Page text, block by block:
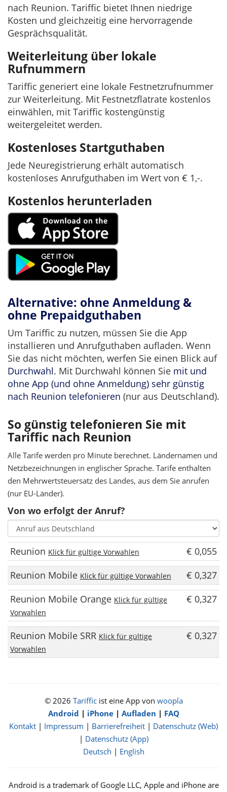
nach Reunion. Tariffic bietet Ihnen niedrige
Kosten und gleichzeitig eine hervorragende
Gesprächsqualität.
Weiterleitung über lokale
Rufnummern
Tariffic generiert eine lokale Festnetzrufnummer
zur Weiterleitung. Mit Festnetzflatrate kostenlos
einwählen, mit Tariffic kostengünstig
weitergeleitet werden.
Kostenloses Startguthaben
Jede Neuregistrierung erhält automatisch
kostenloses Anrufguthaben im Wert von € 1,-.
Kostenlos herunterladen
Alternative: ohne Anmeldung &
ohne Prepaidguthaben
Um Tariffic zu nutzen, müssen Sie die App
installieren und Anrufguthaben aufladen. Wenn
Sie das nicht möchten, werfen Sie einen Blick auf
Durchwahl. Mit Durchwahl können Sie mit und
ohne App (und ohne Anmeldung) sehr günstig
nach Reunion telefonieren (nur aus Deutschland).
So günstig telefonieren Sie mit
Tariffic nach Reunion
Alle Tarife werden pro Minute berechnet. Ländernamen und
Netzbezeichnungen in englischer Sprache. Tarife enthalten
den Mehrwertsteuersatz des Landes, aus dem Sie anrufen
(nur EU-Länder).
Von wo erfolgt der Anruf?
Reunion Klick für gültige Vorwahlen
€ 0,055
Reunion Mobile Klick für gültige Vorwahlen
€ 0,327
Reunion Mobile Orange Klick für gültige
Vorwahlen
€ 0,327
Reunion Mobile SRR Klick für gültige
Vorwahlen
€ 0,327
© 2026 Tarifficist eine App von woopla
Android | iPhone| Aufladen | FAQ
Kontakt | Impressum | Barrierefreiheit | Datenschutz (Web)
| Datenschutz (App)
Deutsch | English
Android is a trademark of Google LLC, Apple and iPhone are